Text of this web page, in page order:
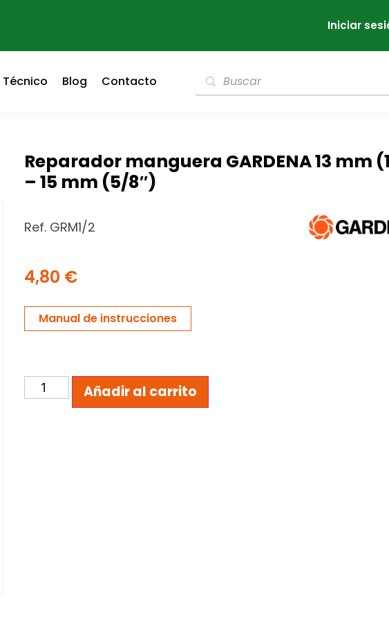
Iniciar
Técnico Blog Contacto
Reparador manguera GARDENA 13 mm
– 15 mm (5/8″)
Ref. GRM1/2
4,80 €
Manual de instrucciones
Añadir al carrito